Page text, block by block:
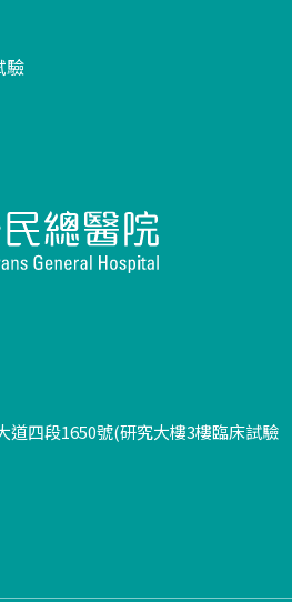
驗
道四段1650號(研究大樓3樓臨床試驗